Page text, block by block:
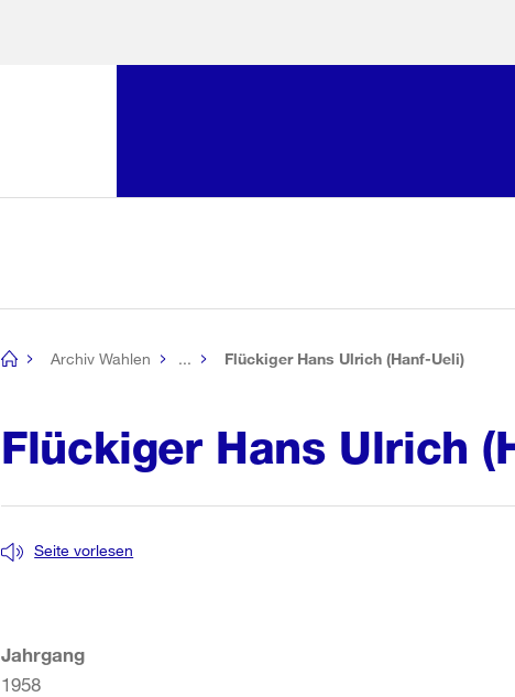
[no
Archiv Wahlen ... Flückiger Hans Ulrich (Hanf-Ueli)
Flückiger Hans Ulrich
Seite vorlesen
Jahrgang
1958